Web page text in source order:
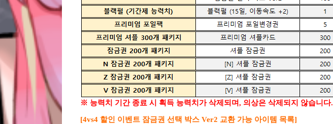
※ 능력치 기간 종료 시 획득 능력치가 삭제되며, 의상은 삭제되지 않습니다.
[4vs4 할인 이벤트 잠금권 선택 박스 Ver2 교환 가능 아이템 목록]